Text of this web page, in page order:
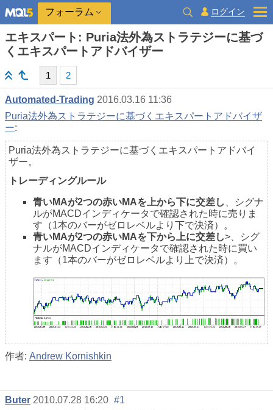
フォーラム ログイン
エキスパート: Puria法外為ストラテジーに基づ
くエキスパートアドバイザー
1 2
Automated-Trading 2016.03.16 11:36
Puria法外為ストラテジーに基づくエキスパートアドバイザ
ー:
Puria法外為ストラテジーに基づくエキスパートアドバイ
ザー。
トレーディングルール
青いMAが2つの赤いMAを上から下に交差し
、シグナ
ルがMACDインディケータで確認された時に売りま
す（1本のバーがゼロレベルより下で決済）。
青いMAが2つの赤いMAを下から上に交差し>、シグ
ナルがMACDインディケータで確認された時に買い
ます（1本のバーがゼロレベルより上で決済）。
作者: Andrew Kornishkin
Buter 2010.07.28 16:20 #1